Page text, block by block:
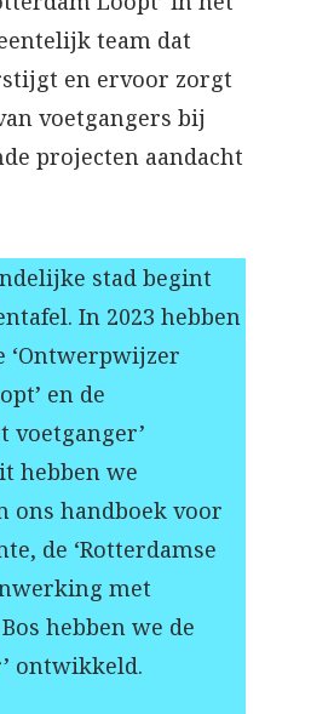
team dat
en ervoor zorgt
voetgangers bij
projecten aandacht
stad begint
In 2023 hebben
‘Ontwerpwijzer
en de
voetganger’
hebben we
ons handboek voor
de ‘Rotterdamse
met
hebben we de
ontwikkeld.